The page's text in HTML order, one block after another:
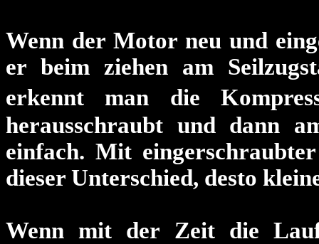
Wenn der Motor neu und
er beim ziehen am
erkennt man die
herausschraubt und dann
einfach. Mit
dieser Unterschied, desto
Wenn mit der Zeit die